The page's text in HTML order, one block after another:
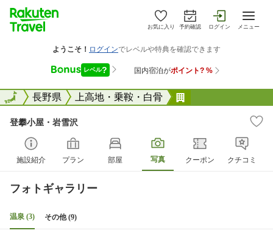
お気に入り 予約確認 ログイン メニュー
全国長野県 上高地・乗鞍・白骨
全国
登攀小屋・岩雪沢
施設紹介 プラン 部屋 写真 クーポン クチコミ
フォトギャラリー
温泉 (3) その他 (9)